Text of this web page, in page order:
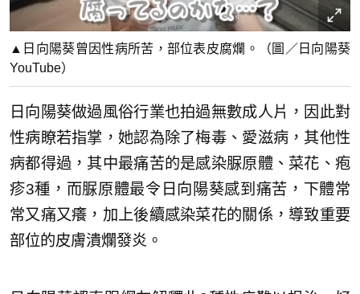
▲日向陽葵曾因性病所苦，部位表皮腐爛。（圖／日向陽葵
YouTube）
日向陽葵做過風俗行業也拍過無數成人片，因此對
性病瞭若指掌，她認為除了梅毒、愛滋病，其他性
病都得過，其中最痛苦的是感染脲原體、菜花、疱
疹3種，而脲原體最令日向陽葵感到痛苦，下體常
常又痛又癢，加上後續感染菜花的關係，導致重要
部位的皮膚潰爛發炎。